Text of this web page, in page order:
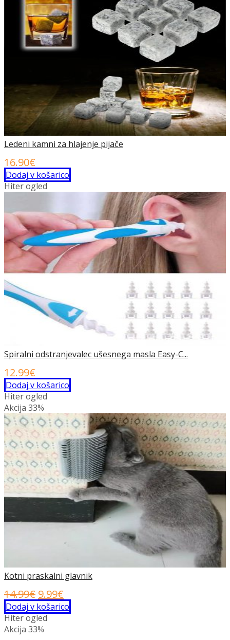
Ledeni kamni za hlajenje pijače
16.90€
Dodaj v košarico
Hiter ogled
Spiralni odstranjevalec ušesnega masla Easy-C...
12.99€
Dodaj v košarico
Hiter ogled
Akcija 33%
Kotni praskalni glavnik
14.99€ Izvirna
cena
je
bila:
9.99€
cena
Dodaj v košarico
Hiter ogled
Akcija 33%